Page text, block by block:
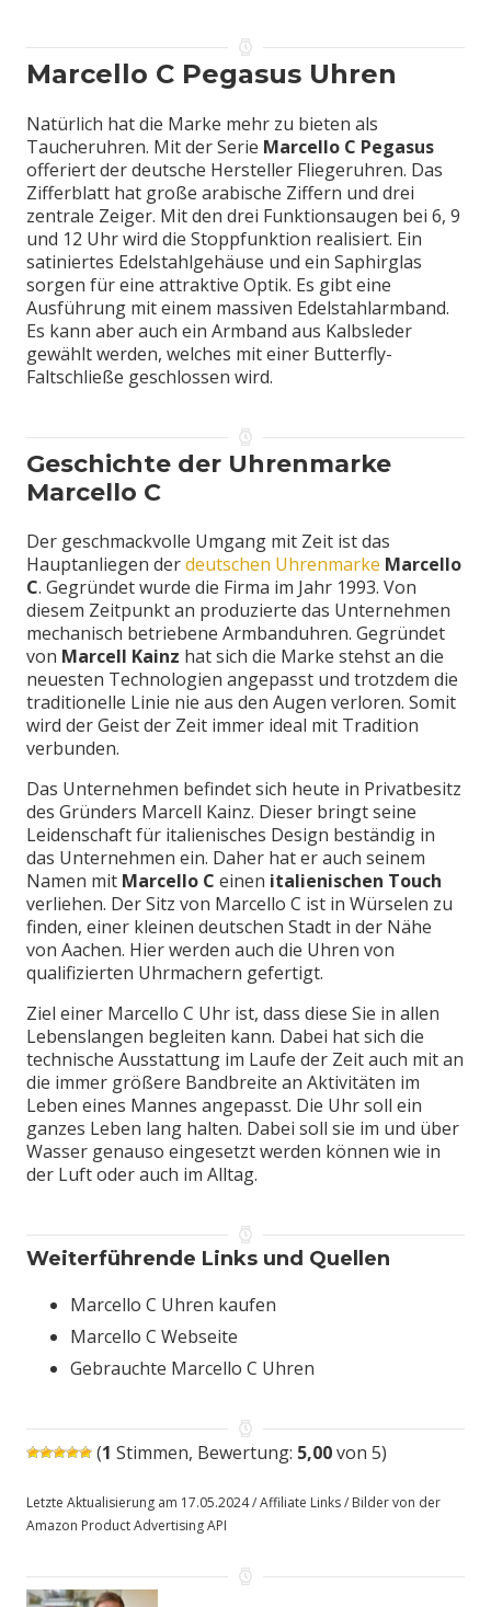
Marcello C Pegasus Uhren
Natürlich hat die Marke mehr zu bieten als
Taucheruhren. Mit der Serie Marcello C Pegasus
offeriert der deutsche Hersteller Fliegeruhren. Das
Zifferblatt hat große arabische Ziffern und drei
zentrale Zeiger. Mit den drei Funktionsaugen bei 6, 9
und 12 Uhr wird die Stoppfunktion realisiert. Ein
satiniertes Edelstahlgehäuse und ein Saphirglas
sorgen für eine attraktive Optik. Es gibt eine
Ausführung mit einem massiven Edelstahlarmband.
Es kann aber auch ein Armband aus Kalbsleder
gewählt werden, welches mit einer Butterfly-
Faltschließe geschlossen wird.
Geschichte der Uhrenmarke
Marcello C
Der geschmackvolle Umgang mit Zeit ist das
Hauptanliegen derdeutschen Uhrenmarke Marcello
C. Gegründet wurde die Firma im Jahr 1993. Von
diesem Zeitpunkt an produzierte das Unternehmen
mechanisch betriebene Armbanduhren. Gegründet
von Marcell Kainz hat sich die Marke stehst an die
neuesten Technologien angepasst und trotzdem die
traditionelle Linie nie aus den Augen verloren. Somit
wird der Geist der Zeit immer ideal mit Tradition
verbunden.
Das Unternehmen befindet sich heute in Privatbesitz
des Gründers Marcell Kainz. Dieser bringt seine
Leidenschaft für italienisches Design beständig in
das Unternehmen ein. Daher hat er auch seinem
Namen mit Marcello C einen italienischen Touch
verliehen. Der Sitz von Marcello C ist in Würselen zu
finden, einer kleinen deutschen Stadt in der Nähe
von Aachen. Hier werden auch die Uhren von
qualifizierten Uhrmachern gefertigt.
Ziel einer Marcello C Uhr ist, dass diese Sie in allen
Lebenslangen begleiten kann. Dabei hat sich die
technische Ausstattung im Laufe der Zeit auch mit an
die immer größere Bandbreite an Aktivitäten im
Leben eines Mannes angepasst. Die Uhr soll ein
ganzes Leben lang halten. Dabei soll sie im und über
Wasser genauso eingesetzt werden können wie in
der Luft oder auch im Alltag.
Weiterführende Links und Quellen
Marcello C Uhren kaufen
Marcello C Webseite
Gebrauchte Marcello C Uhren
(1 Stimmen, Bewertung: 5,00von 5)
Letzte Aktualisierung am 17.05.2024 / Affiliate Links / Bilder von der
Amazon Product Advertising API